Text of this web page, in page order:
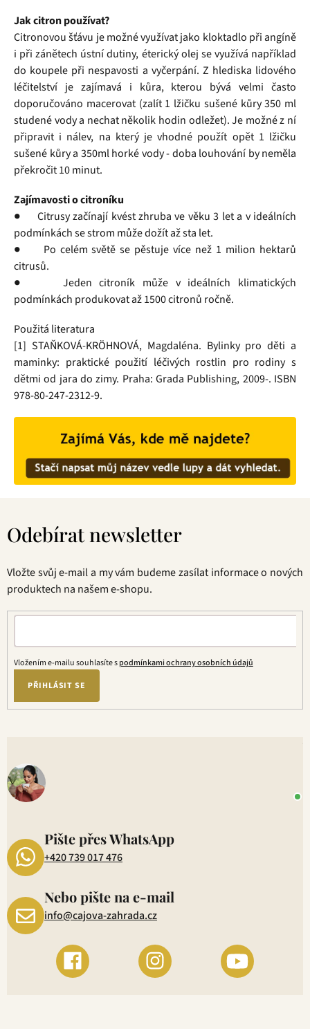
Jak citron používat?
Citronovou šťávu je možné využívat jako kloktadlo při angíně
i při zánětech ústní dutiny, éterický olej se využívá například
do koupele při nespavosti a vyčerpání. Z hlediska lidového
léčitelství je zajímavá i kůra, kterou bývá velmi často
doporučováno macerovat (zalít 1 lžičku sušené kůry 350 ml
studené vody a nechat několik hodin odležet). Je možné z ní
připravit i nálev, na který je vhodné použít opět 1 lžičku
sušené kůry a 350ml horké vody - doba louhování by neměla
překročit 10 minut.
Zajímavosti o citroníku
● Citrusy začínají kvést zhruba ve věku 3 let a v ideálních
podmínkách se strom může dožít až sta let.
● Po celém světě se pěstuje více než 1 milion hektarů
citrusů.
● Jeden citroník může v ideálních klimatických
podmínkách produkovat až 1500 citronů ročně.
Použitá literatura
[1] STAŇKOVÁ-KRÖHNOVÁ, Magdaléna. Bylinky pro děti a
maminky: praktické použití léčivých rostlin pro rodiny s
dětmi od jara do zimy. Praha: Grada Publishing, 2009-. ISBN
978-80-247-2312-9.
Odebírat newsletter
Vložte svůj e-mail a my vám budeme zasílat informace o nových
produktech na našem e-shopu.
Vložením e-mailu souhlasíte spodmínkami ochrany osobních údajů
PŘIHLÁSIT SE
Pište přes WhatsApp
+420 739 017 476
Nebo pište na e-mail
info@cajova-zahrada.cz